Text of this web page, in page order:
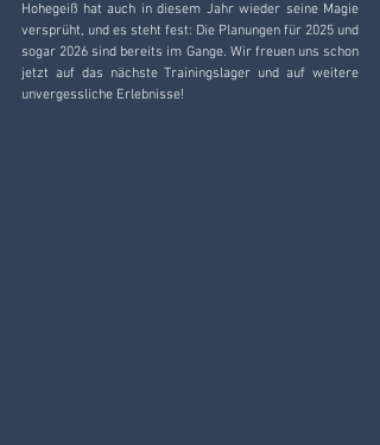
Hohegeiß hat auch in diesem Jahr wieder seine Magie
versprüht, und es steht fest: Die Planungen für 2025 und
sogar 2026 sind bereits im Gange. Wir freuen uns schon
jetzt auf das nächste Trainingslager und auf weitere
unvergessliche Erlebnisse!